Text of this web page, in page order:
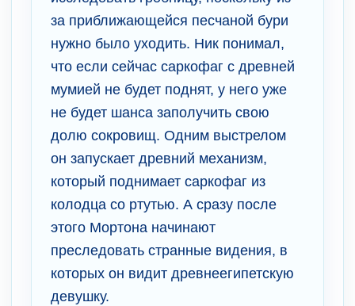
за приближающейся песчаной бури
нужно было уходить. Ник понимал,
что если сейчас саркофаг с древней
мумией не будет поднят, у него уже
не будет шанса заполучить свою
долю сокровищ. Одним выстрелом
он запускает древний механизм,
который поднимает саркофаг из
колодца со ртутью. А сразу после
этого Мортона начинают
преследовать странные видения, в
которых он видит древнеегипетскую
девушку.